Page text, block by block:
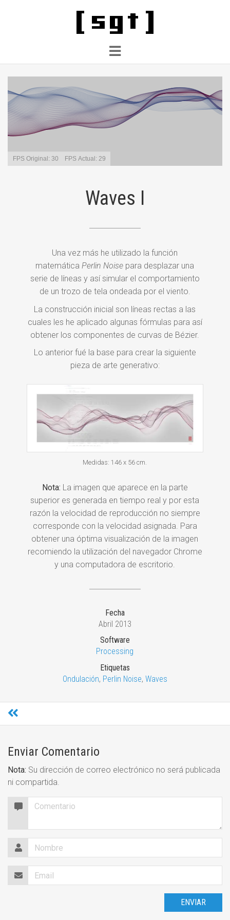
Waves I
Una vez más he utilizado la función
matemáticaPerlin Noise para desplazar una
serie de líneas y así simular el comportamiento
de un trozo de tela ondeada por el viento.
La construcción inicial son líneas rectas a las
cuales les he aplicado algunas fórmulas para así
obtener los componentes de curvas de Bézier.
Lo anterior fué la base para crear la siguiente
pieza de arte generativo:
Medidas: 146 x 56 cm.
Nota: La imagen que aparece en la parte
superior es generada en tiempo real y por esta
razón la velocidad de reproducción no siempre
corresponde con la velocidad asignada. Para
obtener una óptima visualización de la imagen
recomiendo la utilización del navegador Chrome
y una computadora de escritorio.
Fecha
Abril 2013
Software
Processing
Etiquetas
Ondulación, Perlin Noise, Waves
Enviar Comentario
Nota: Su dirección de correo electrónico no será publicada
ni compartida.